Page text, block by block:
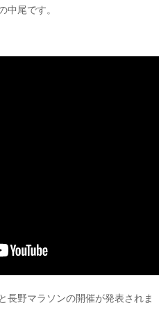
中尾です。
長野マラソンの開催が発表されま